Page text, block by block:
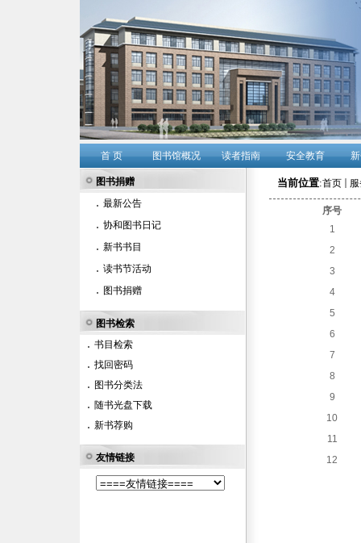
首 页 图书馆概况 读者指南 安全教育
图书捐赠
最新公告
协和图书日记
新书书目
读书节活动
图书捐赠
图书检索
书目检索
找回密码
图书分类法
随书光盘下载
新书荐购
友情链接
当前位置:首页
序号
1
2
3
4
5
6
7
8
9
10
11
12